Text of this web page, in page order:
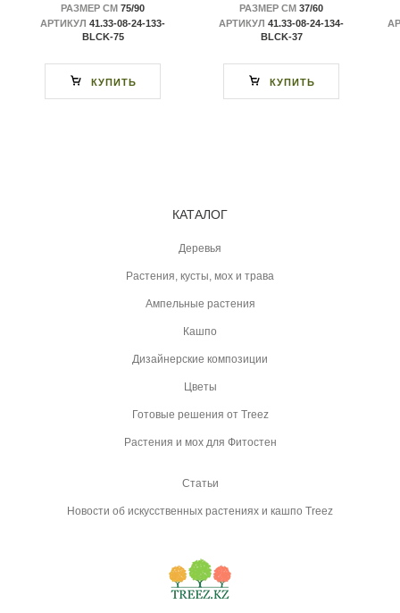
РАЗМЕР СМ 75/90
АРТИКУЛ 41.33-08-24-133-
BLCK-75
КУПИТЬ
РАЗМЕР СМ 37/60
АРТИКУЛ 41.33-08-24-134-
BLCK-37
КУПИТЬ
КАТАЛОГ
Деревья
Растения, кусты, мох и трава
Ампельные растения
Кашпо
Дизайнерские композиции
Цветы
Готовые решения от Treez
Растения и мох для Фитостен
Статьи
Новости об искусственных растениях и кашпо Treez